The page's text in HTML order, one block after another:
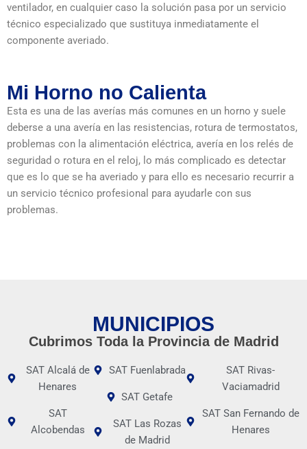
ventilador, en cualquier caso la solución pasa por un servicio
técnico especializado que sustituya inmediatamente el
componente averiado.
Mi Horno no Calienta
Esta es una de las averías más comunes en un horno y suele
deberse a una avería en las resistencias, rotura de termostatos,
problemas con la alimentación eléctrica, avería en los relés de
seguridad o rotura en el reloj, lo más complicado es detectar
que es lo que se ha averiado y para ello es necesario recurrir a
un servicio técnico profesional para ayudarle con sus
problemas.
MUNICIPIOS
Cubrimos Toda la Provincia de Madrid
SAT Alcalá de
Henares
SAT
Alcobendas
SAT Fuenlabrada
SAT Getafe
SAT Las Rozas
de Madrid
SAT Rivas-
Vaciamadrid
SAT San Fernando de
Henares